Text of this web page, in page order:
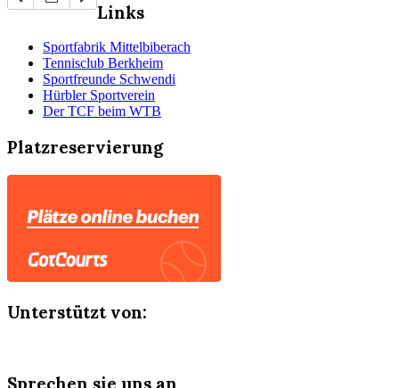
Links
Sportfabrik Mittelbiberach
Tennisclub Berkheim
Sportfreunde Schwendi
Hürbler Sportverein
Der TCF beim WTB
Platzreservierung
Unterstützt von:
Sprechen sie uns an